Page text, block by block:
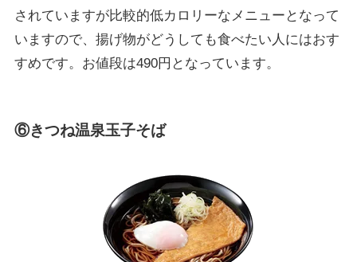
されていますが比較的低カロリーなメニューとなって
いますので、揚げ物がどうしても食べたい人にはおす
すめです。お値段は490円となっています。
⑥きつね温泉玉子そば